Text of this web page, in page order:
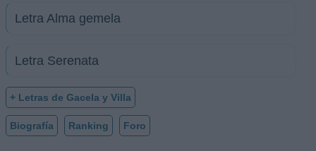
Letra Alma gemela
Letra Serenata
+ Letras de Gacela y Villa
Biografía Ranking Foro